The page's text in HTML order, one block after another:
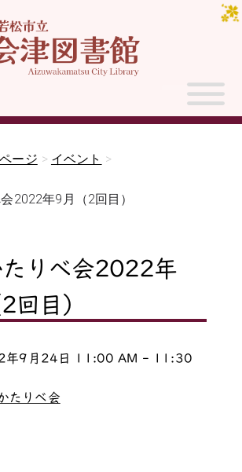
ージ > イベント >
2022年9月（2回目）
たりべ会2022年
回目）
年9月24日 11:00 AM - 11:30
たりべ会